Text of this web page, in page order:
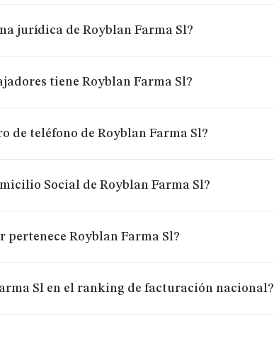
jurídica de Royblan Farma Sl?
tiene Royblan Farma Sl?
de teléfono de Royblan Farma Sl?
Social de Royblan Farma Sl?
pertenece Royblan Farma Sl?
Sl en el ranking de facturación nacional?